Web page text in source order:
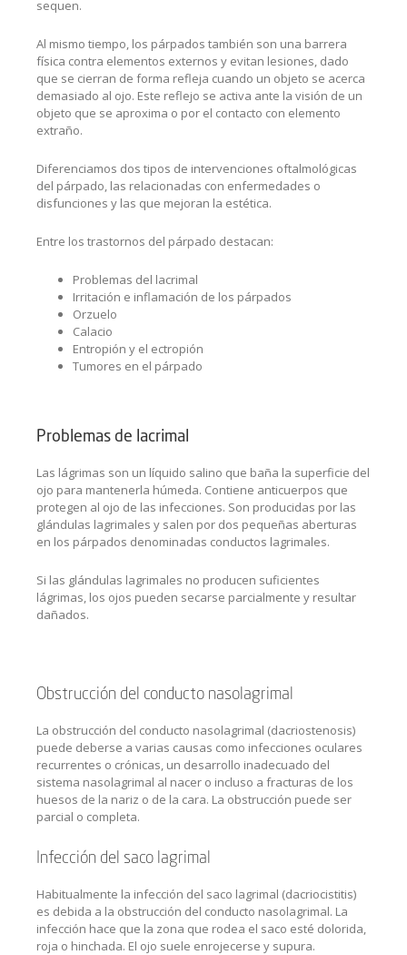
sequen.
Al mismo tiempo, los párpados también son una barrera
física contra elementos externos y evitan lesiones, dado
que se cierran de forma refleja cuando un objeto se acerca
demasiado al ojo. Este reflejo se activa ante la visión de un
objeto que se aproxima o por el contacto con elemento
extraño.
Diferenciamos dos tipos de intervenciones oftalmológicas
del párpado, las relacionadas con enfermedades o
disfunciones y las que mejoran la estética.
Entre los trastornos del párpado destacan:
Problemas del lacrimal
Irritación e inflamación de los párpados
Orzuelo
Calacio
Entropión y el ectropión
Tumores en el párpado
Problemas de lacrimal
Las lágrimas son un líquido salino que baña la superficie del
ojo para mantenerla húmeda. Contiene anticuerpos que
protegen al ojo de las infecciones. Son producidas por las
glándulas lagrimales y salen por dos pequeñas aberturas
en los párpados denominadas conductos lagrimales.
Si las glándulas lagrimales no producen suficientes
lágrimas, los ojos pueden secarse parcialmente y resultar
dañados.
Obstrucción del conducto nasolagrimal
La obstrucción del conducto nasolagrimal (dacriostenosis)
puede deberse a varias causas como infecciones oculares
recurrentes o crónicas, un desarrollo inadecuado del
sistema nasolagrimal al nacer o incluso a fracturas de los
huesos de la nariz o de la cara. La obstrucción puede ser
parcial o completa.
Infección del saco lagrimal
Habitualmente la infección del saco lagrimal (dacriocistitis)
es debida a la obstrucción del conducto nasolagrimal. La
infección hace que la zona que rodea el saco esté dolorida,
roja o hinchada. El ojo suele enrojecerse y supura.